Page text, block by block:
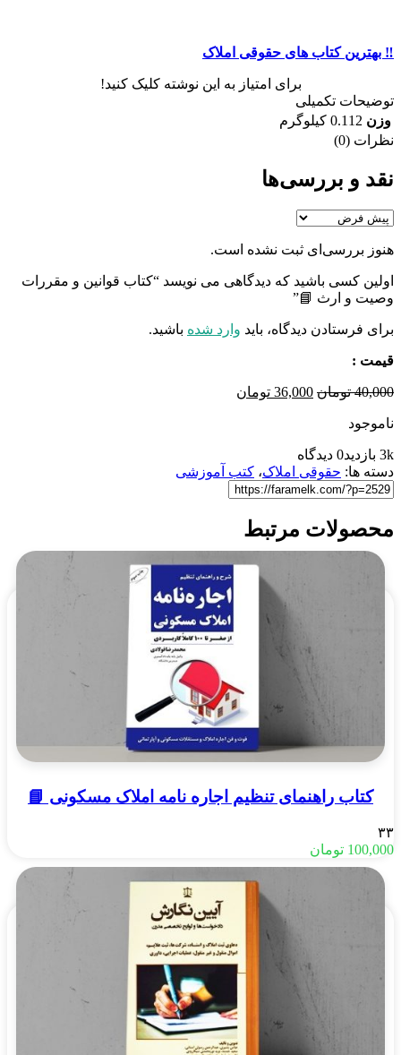
‼️ بهترین کتاب های حقوقی املاک
برای امتیاز به این نوشته کلیک کنید!
توضیحات تکمیلی
وزن 0.112 کیلوگرم
نظرات (0)
نقد و بررسی‌ها
هنوز بررسی‌ای ثبت نشده است.
اولین کسی باشید که دیدگاهی می نویسد “کتاب قوانین و مقررات
وصیت و ارث 📘”
برای فرستادن دیدگاه، باید وارد شده باشید.
قیمت :
40,000 تومان قیمت
36,000 تومان
ناموجود
3k بازدید
0 دیدگاه
دسته ها: حقوقی املاک، کتب آموزشی
محصولات مرتبط
کتاب راهنمای تنظیم اجاره نامه املاک مسکونی 📘
۳۳
100,000 تومان